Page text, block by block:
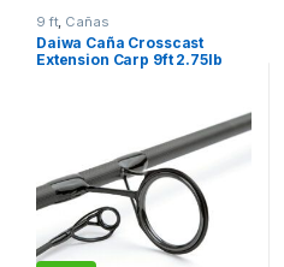
9 ft, Cañas
Daiwa Caña Crosscast
Extension Carp 9ft 2.75lb